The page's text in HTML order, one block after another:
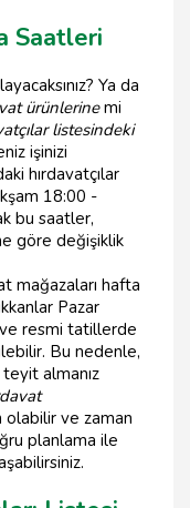
Saatleri
Ya da
ürünlerinemi
listesindeki
işinizi
hırdavatçılar
18:00 -
bu saatler,
göre değişiklik
mağazaları hafta
Pazar
ve resmi tatillerde
Bu nedenle,
almanız
olabilir ve zaman
planlama ile